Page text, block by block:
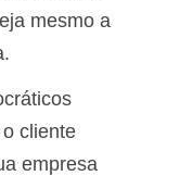
mesmo a
cliente
empresa